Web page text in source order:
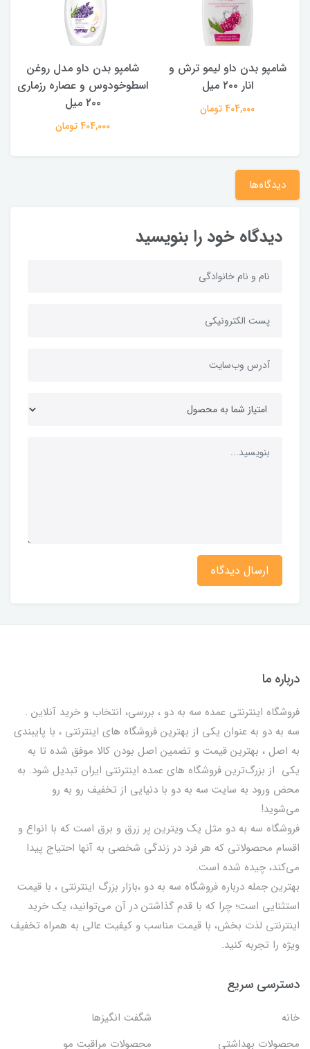
شامپو بدن داو لیمو ترش و
انار ۲۰۰ میل
404,000 تومان
شامپو بدن ‌داو مدل روغن
اسطوخودوس و عصاره رزماری
۲۰۰ میل
404,000 تومان
دیدگاه‌ها
دیدگاه خود را بنویسید
ارسال دیدگاه
درباره ما
فروشگاه اینترنتی عمده سه به دو ، بررسی، انتخاب و خرید آنلاین .
سه به دو به عنوان یکی از بهترين فروشگاه های اینترنتی ، با پایبندی
به اصل ، بهترين قيمت و تضمین اصل‌ بودن کالا موفق شده تا به
يكي از بزرگ‌ترين فروشگاه هاي عمده اینترنتی ایران تبدیل شود. به
محض ورود به سایت سه به دو با دنیایی از تخفيف رو به رو
می‌شوید!
فروشگاه سه به دو مثل یک ویترین پر زرق و برق است که با انواع و
اقسام محصولاتی که هر فرد در زندگی شخصی به آنها احتیاج پیدا
می‌کند، چیده شده است.
بهترين جمله درباره فروشگاه سه به دو ،بازار بزرگ اینترنتی ، با قيمت
استثنايي است؛ چرا که با قدم گذاشتن در آن می‌توانید، یک خرید
اینترنتی لذت بخش، با قیمت مناسب و کیفیت عالی به همراه تخفیف
ویژه را تجربه کنید.
دسترسی سریع
خانه
شگفت انگيزها
محصولات بهداشتي
محصولات مراقبت مو